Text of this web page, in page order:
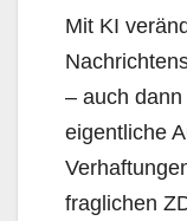
Mit KI
– auch
eigentliche
fraglichen